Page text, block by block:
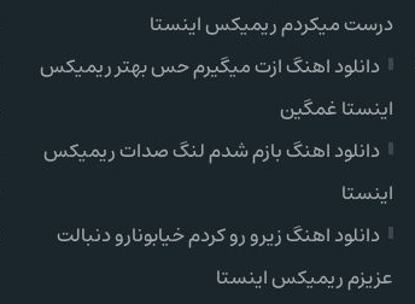
درست میکردم ریمیکس اینستا
دانلود اهنگ ازت میگیرم حس بهتر ریمیکس
اینستا غمگین
دانلود اهنگ بازم شدم لنگ صدات ریمیکس
اینستا
دانلود اهنگ زیرو رو کردم خیابونارو دنبالت
عزیزم ریمیکس اینستا